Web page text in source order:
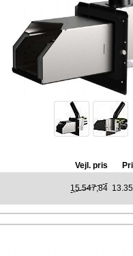
Vejl. pris
15.547,84